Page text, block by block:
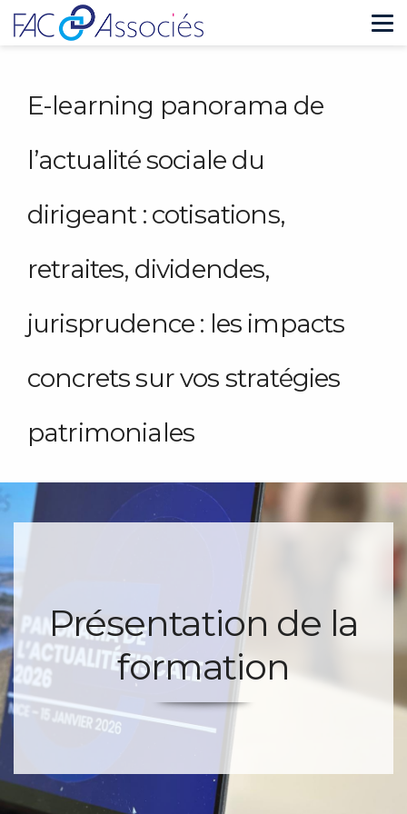
E-learning panorama de
l’actualité sociale du
dirigeant : cotisations,
retraites, dividendes,
jurisprudence : les impacts
concrets sur vos stratégies
patrimoniales
Présentation de la
formation